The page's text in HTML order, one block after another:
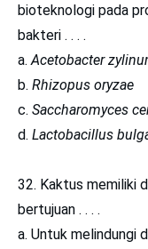
bioteknologi pada
bakteri . . . .
a. Acetobacter
b. Rhizopus oryzae
c. Saccharomyces
d. Lactobacillus
32. Kaktus memiliki
bertujuan . . . .
a. Untuk melindungi